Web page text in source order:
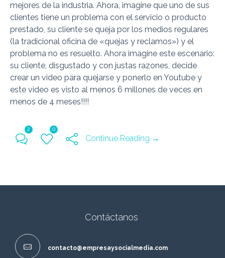
mejores de la industria. Ahora, imagine que uno de sus
clientes tiene un problema con el servicio o producto
prestado, su cliente se queja por los medios regulares
(la tradicional oficina de «quejas y reclamos») y el
problema no es resuelto. Ahora imagine este escenario:
su cliente, disgustado y con justas razones, decide
crear un video para quejarse y ponerlo en Youtube y
este video es visto al menos 6 millones de veces en
menos de 4 meses!!!!
2 0
Continue Reading →
Contáctanos
contacto@empresaysocialmedia.com